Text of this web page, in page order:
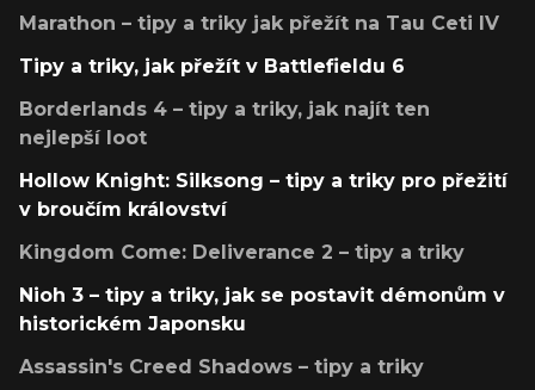
Marathon – tipy a triky jak přežít na Tau Ceti IV
Tipy a triky, jak přežít v Battlefieldu 6
Borderlands 4 – tipy a triky, jak najít ten
nejlepší loot
Hollow Knight: Silksong – tipy a triky pro přežití
v broučím království
Kingdom Come: Deliverance 2 – tipy a triky
Nioh 3 – tipy a triky, jak se postavit démonům v
historickém Japonsku
Assassin's Creed Shadows – tipy a triky